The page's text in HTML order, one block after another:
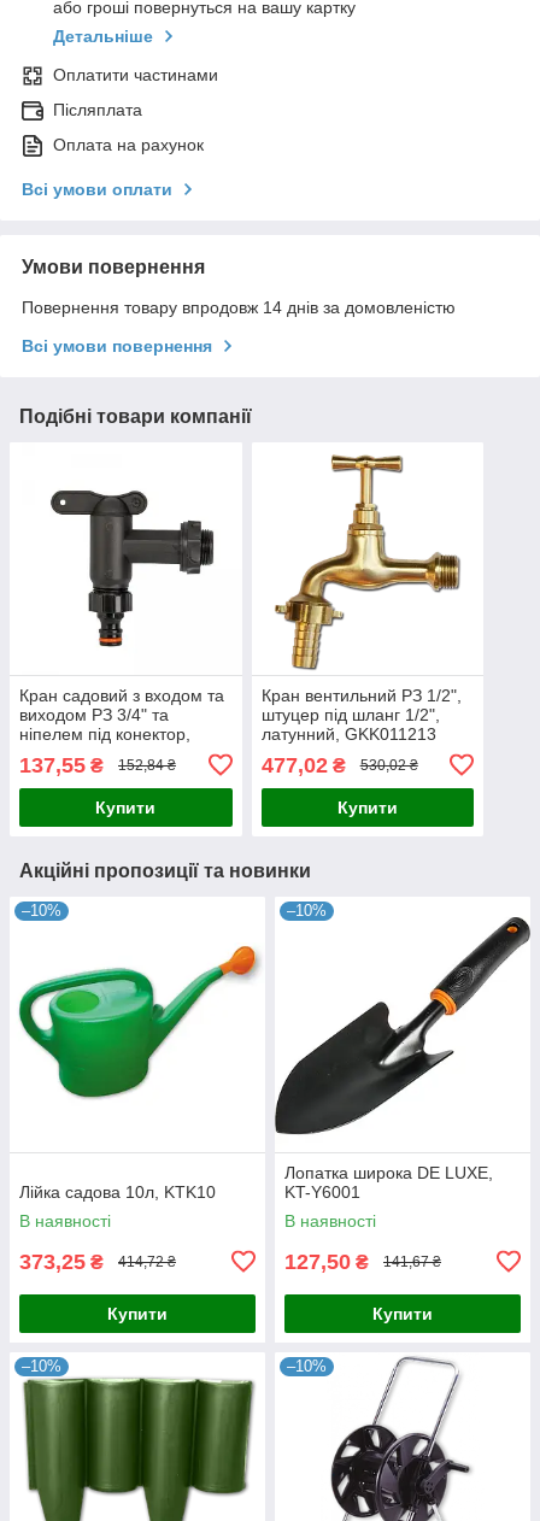
або гроші повернуться на вашу картку
Детальніше
Оплатити частинами
Післяплата
Оплата на рахунок
Всі умови оплати
Умови повернення
Повернення товару впродовж 14 днів за домовленістю
Всі умови повернення
Подібні товари компанії
Кран садовий з входом та
виходом РЗ 3/4" та
ніпелем під конектор,
GTM3434PP/BLACK
137,55 ₴ 152,84 ₴
Купити
Кран вентильний РЗ 1/2",
штуцер під шланг 1/2",
латунний, GKK011213
477,02₴ 530,02 ₴
Купити
Акційні пропозиції та новинки
–10%
Лійка садова 10л, KTK10
В наявності
373,25 ₴ 414,72 ₴
Купити
–10%
Лопатка широка DE LUXE,
KT-Y6001
В наявності
127,50 ₴ 141,67 ₴
Купити
–10% –10%